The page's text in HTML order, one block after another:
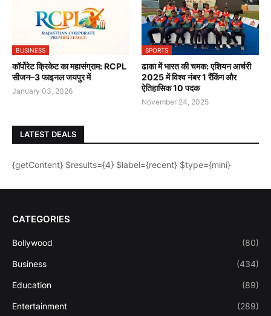
BUSINESS
कॉर्पोरेट क्रिकेट का महासंग्राम: RCPL
सीजन–3 फाइनल जयपुर में
January 03, 2026
SPORTS
ढाका में भारत की चमक: एशियन आर्चरी
2025 में विश्व नंबर 1 रैंकिंग और
ऐतिहासिक 10 पदक
November 24, 2025
LATEST DEALS
{getContent} $results={4} $label={recent} $type={mini}
CATEGORIES
Bollywood (80)
Business (434)
Education (89)
Entertainment (289)